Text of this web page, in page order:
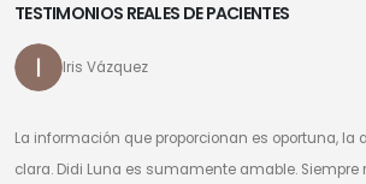
TESTIMONIOS REALES DE PACIENTES
Iris Vázquez
La información que proporcionan es oportuna, la
clara. Didi Luna es sumamente amable.